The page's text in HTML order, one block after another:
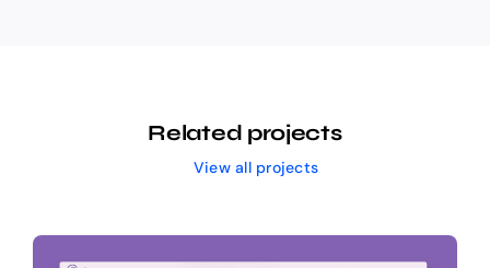
Related projects
View all projects